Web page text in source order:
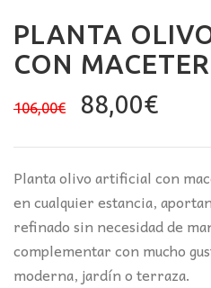
PLANTA
CON
106,00€
El
original
era:
106,00€.
88,00€El
es:
Planta olivo artificial con
en cualquier estancia,
refinado sin necesidad de
complementar con mucho
moderna, jardín o terraza.